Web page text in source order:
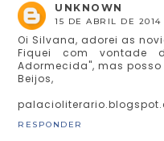
UNKNOWN
15 DE ABRIL DE 2014
Oi Silvana, adorei as
Fiquei com vontade
Adormecida", mas
Beijos,
RESPONDER